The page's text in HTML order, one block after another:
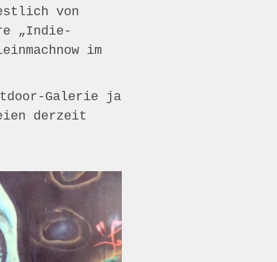
von
„Indie-
im
Galerie ja
derzeit